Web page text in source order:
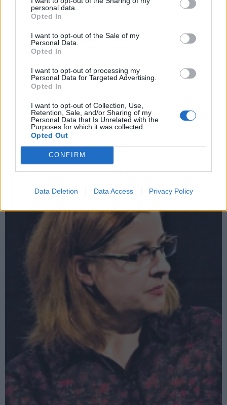
personal data.
Opted In
I want to opt-out of the Sale of my
Personal Data.
Opted In
I want to opt-out of processing my
Personal Data for Targeted Advertising.
Opted In
I want to opt-out of Collection, Use,
Retention, Sale, and/or Sharing of my
Personal Data that Is Unrelated with the
Purposes for which it was collected.
Opted Out
CONFIRM
Data Deletion Data Access Privacy Policy